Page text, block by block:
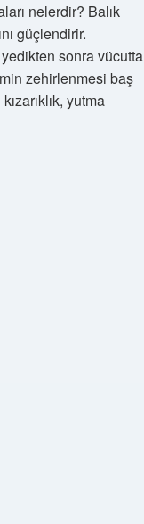
nelerdir? Balık
güçlendirir.
sonra vücutta
zehirlenmesi baş
yutma